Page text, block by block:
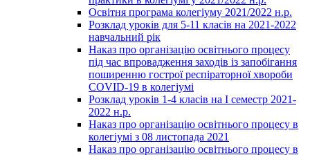
Освітня програма колегіуму 2021/2022 н.р.
Розклад уроків для 5-11 класів на 2021-2022
навчальний рік
Наказ про організацію освітнього процесу
під час впровадження заходів із запобігання
поширенню гострої респіраторної хвороби
COVID-19 в колегіумі
Розклад уроків 1-4 класів на І семестр 2021-
2022 н.р.
Наказ про організацію освітнього процесу в
колегіумі з 08 листопада 2021
Наказ про організацію освітнього процесу в